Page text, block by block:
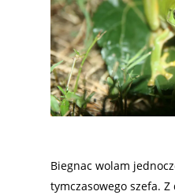
Biegnac wolam
tymczasowego szefa.